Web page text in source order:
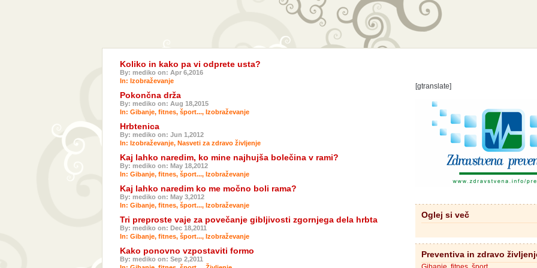
Koliko in kako pa vi odprete usta?
By: mediko on: Apr 6,2016
In: Izobraževanje
Pokončna drža
By: mediko on: Aug 18,2015
In: Gibanje, fitnes, šport..., Izobraževanje
Hrbtenica
By: mediko on: Jun 1,2012
In: Izobraževanje, Nasveti za zdravo življenje
Kaj lahko naredim, ko mine najhujša bolečina v rami?
By: mediko on: May 18,2012
In: Gibanje, fitnes, šport..., Izobraževanje
Kaj lahko naredim ko me močno boli rama?
By: mediko on: May 3,2012
In: Gibanje, fitnes, šport..., Izobraževanje
Tri preproste vaje za povečanje gibljivosti zgornjega dela hrbta
By: mediko on: Dec 18,2011
In: Gibanje, fitnes, šport..., Izobraževanje
Kako ponovno vzpostaviti formo
By: mediko on: Sep 2,2011
[gtranslate]
Oglej si več
Preventiva in zdravo